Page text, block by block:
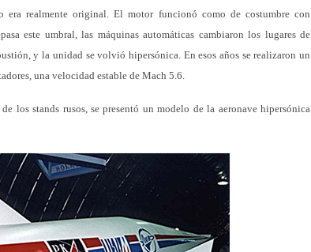
era realmente original. El motor funcionó como de costumbre con
este umbral, las máquinas automáticas cambiaron los lugares de
y la unidad se volvió hipersónica. En esos años se realizaron un
una velocidad estable de Mach 5.6.
los stands rusos, se presentó un modelo de la aeronave hipersónica